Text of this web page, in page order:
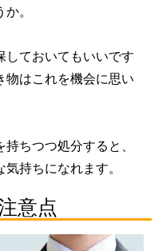
。
しておいてもいいです
物はこれを機会に思い
ちつつ処分すると、
持ちになれます。
意点